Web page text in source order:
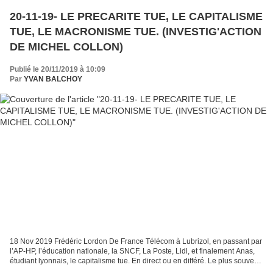
20-11-19- LE PRECARITE TUE, LE CAPITALISME
TUE, LE MACRONISME TUE. (INVESTIG'ACTION
DE MICHEL COLLON)
Publié le 20/11/2019 à 10:09
Par YVAN BALCHOY
18 Nov 2019 Frédéric Lordon De France Télécom à Lubrizol, en passant par
l’AP-HP, l’éducation nationale, la SNCF, La Poste, Lidl, et finalement Anas,
étudiant lyonnais, le capitalisme tue. En direct ou en différé. Le plus souvent